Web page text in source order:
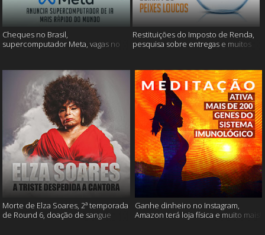
Cheques no Brasil,
supercomputador Meta, vagas no
Restituições do Imposto de Renda,
pesquisa sobre entregas e muitos
Morte de Elza Soares, 2ª temporada
de Round 6, doação de sangue
Ganhe dinheiro no Instagram,
Amazon terá loja física e muito mais!